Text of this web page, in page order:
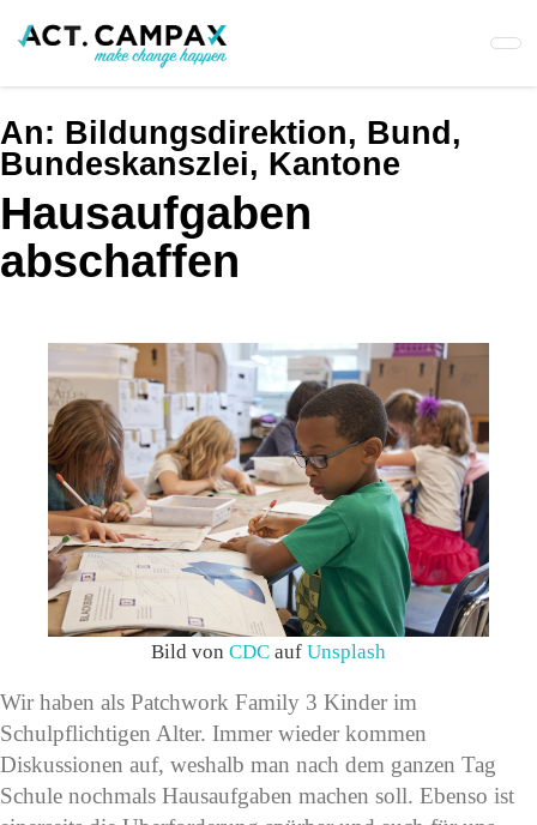
An: Bildungsdirektion, Bund,
Bundeskanszlei, Kantone
Hausaufgaben
abschaffen
Bild von CDC auf Unsplash
Wir haben als Patchwork Family 3 Kinder im
Schulpflichtigen Alter. Immer wieder kommen
Diskussionen auf, weshalb man nach dem ganzen Tag
Schule nochmals Hausaufgaben machen soll. Ebenso ist